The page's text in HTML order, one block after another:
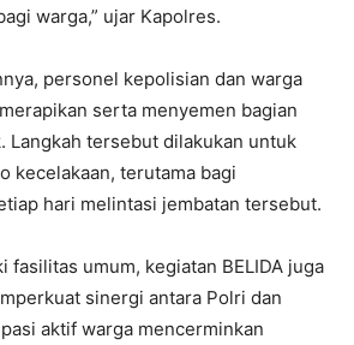
warga,” ujar Kapolres.
personel kepolisian dan warga
serta menyemen bagian
Langkah tersebut dilakukan untuk
kecelakaan, terutama bagi
hari melintasi jembatan tersebut.
fasilitas umum, kegiatan BELIDA juga
sinergi antara Polri dan
aktif warga mencerminkan